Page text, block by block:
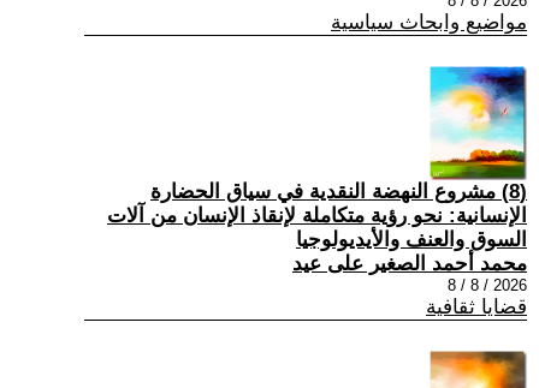
مواضيع وابحاث سياسية
(8) مشروع النهضة النقدية في سياق الحضارة
الإنسانية: نحو رؤية متكاملة لإنقاذ الإنسان من آلات
السوق والعنف والأيديولوجيا
محمد أحمد الصغير على عيد
2026 / 8 / 8
قضايا ثقافية